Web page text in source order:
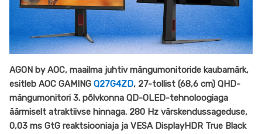
mängumonitor
280
Hz
ja
niti
heledusega
AGON by AOC, maailma juhtiv mängumonitoride kaubamärk,
esitleb AOC GAMING Q27G4ZD, 27-tollist (68,6 cm) QHD-
mängumonitori 3. põlvkonna QD-OLED-tehnoloogiaga
äärmiselt atraktiivse hinnaga. 280 Hz värskendussageduse,
0,03 ms GtG reaktsiooniaja ja VESA DisplayHDR True Black